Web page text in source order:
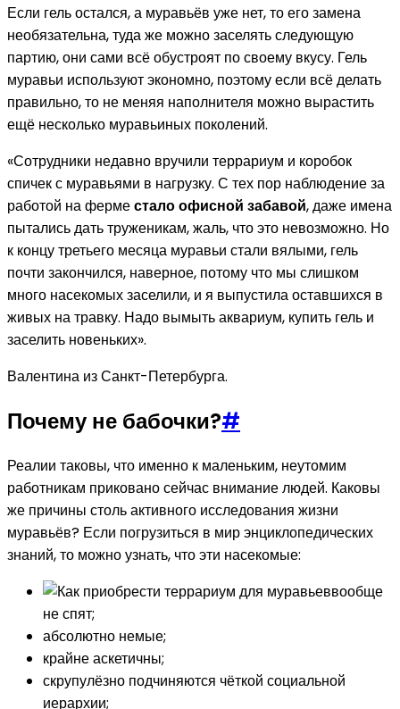
Если гель остался, а муравьёв уже нет, то его замена
необязательна, туда же можно заселять следующую
партию, они сами всё обустроят по своему вкусу. Гель
муравьи используют экономно, поэтому если всё делать
правильно, то не меняя наполнителя можно вырастить
ещё несколько муравьиных поколений.
«Сотрудники недавно вручили террариум и коробок
спичек с муравьями в нагрузку. С тех пор наблюдение за
работой на ферместало офисной забавой, даже имена
пытались дать труженикам, жаль, что это невозможно. Но
к концу третьего месяца муравьи стали вялыми, гель
почти закончился, наверное, потому что мы слишком
много насекомых заселили, и я выпустила оставшихся в
живых на травку. Надо вымыть аквариум, купить гель и
заселить новеньких».
Валентина из Санкт-Петербурга.
Почему не бабочки?#
Реалии таковы, что именно к маленьким, неутомим
работникам приковано сейчас внимание людей. Каковы
же причины столь активного исследования жизни
муравьёв? Если погрузиться в мир энциклопедических
знаний, то можно узнать, что эти насекомые:
вообще
не спят;
абсолютно немые;
крайне аскетичны;
скрупулёзно подчиняются чёткой социальной
иерархии;